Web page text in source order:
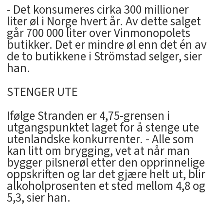
- Det konsumeres cirka 300 millioner
liter øl i Norge hvert år. Av dette salget
går 700 000 liter over Vinmonopolets
butikker. Det er mindre øl enn det én av
de to butikkene i Strömstad selger, sier
han.
STENGER UTE
Ifølge Stranden er 4,75-grensen i
utgangspunktet laget for å stenge ute
utenlandske konkurrenter. - Alle som
kan litt om brygging, vet at når man
bygger pilsnerøl etter den opprinnelige
oppskriften og lar det gjære helt ut, blir
alkoholprosenten et sted mellom 4,8 og
5,3, sier han.